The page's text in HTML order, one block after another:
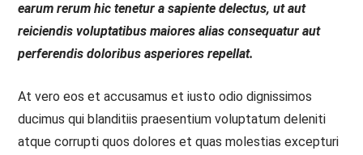
earum rerum hic tenetur a sapiente delectus, ut aut
reiciendis voluptatibus maiores alias consequatur aut
perferendis doloribus asperiores repellat.
At vero eos et accusamus et iusto odio dignissimos
ducimus qui blanditiis praesentium voluptatum deleniti
atque corrupti quos dolores et quas molestias excepturi